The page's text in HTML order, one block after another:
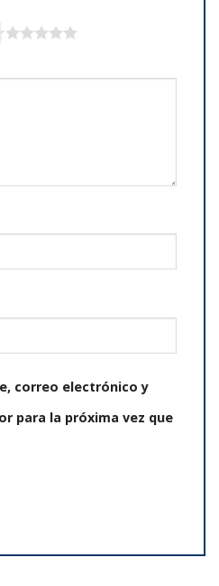
correo electrónico y
para la próxima vez que